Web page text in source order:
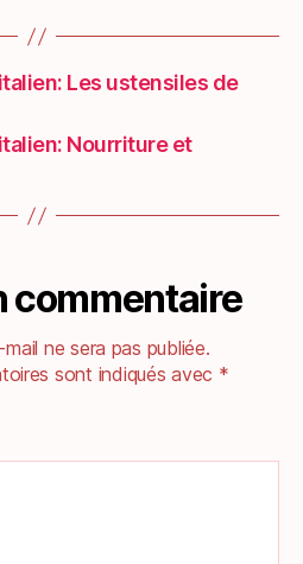
Les ustensiles de
Nourriture et
commentaire
ne sera pas publiée.
sont indiqués avec *